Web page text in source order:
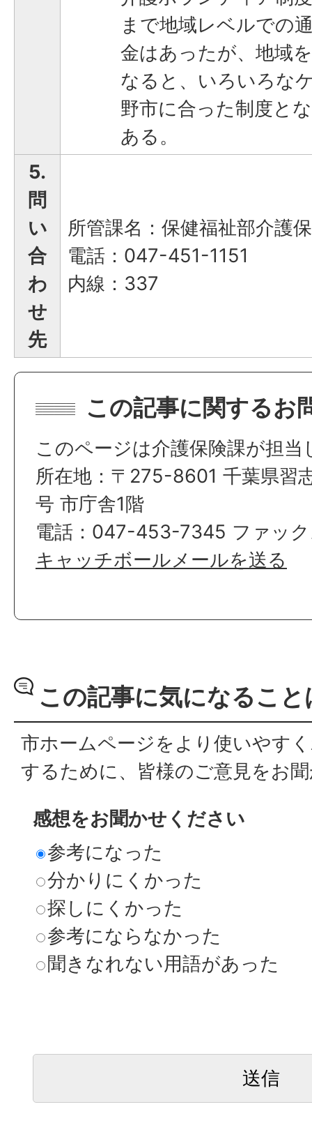
まで地域レベルでの
金はあったが、地域
なると、いろいろな
野市に合った制度と
ある。
5.
問
い
合
わ
せ
先
所管課名：保健福祉部介護
電話：047-451-1151
内線：337
この記事に関するお
このページは介護保険課が担当
所在地：〒275-8601 千葉県習
号 市庁舎1階
電話：047-453-7345 ファッ
キャッチボールメールを送る
この記事に気になるこ
市ホームページをより使いやす
するために、皆様のご意見をお
感想をお聞かせください
参考になった
分かりにくかった
探しにくかった
参考にならなかった
聞きなれない用語があった